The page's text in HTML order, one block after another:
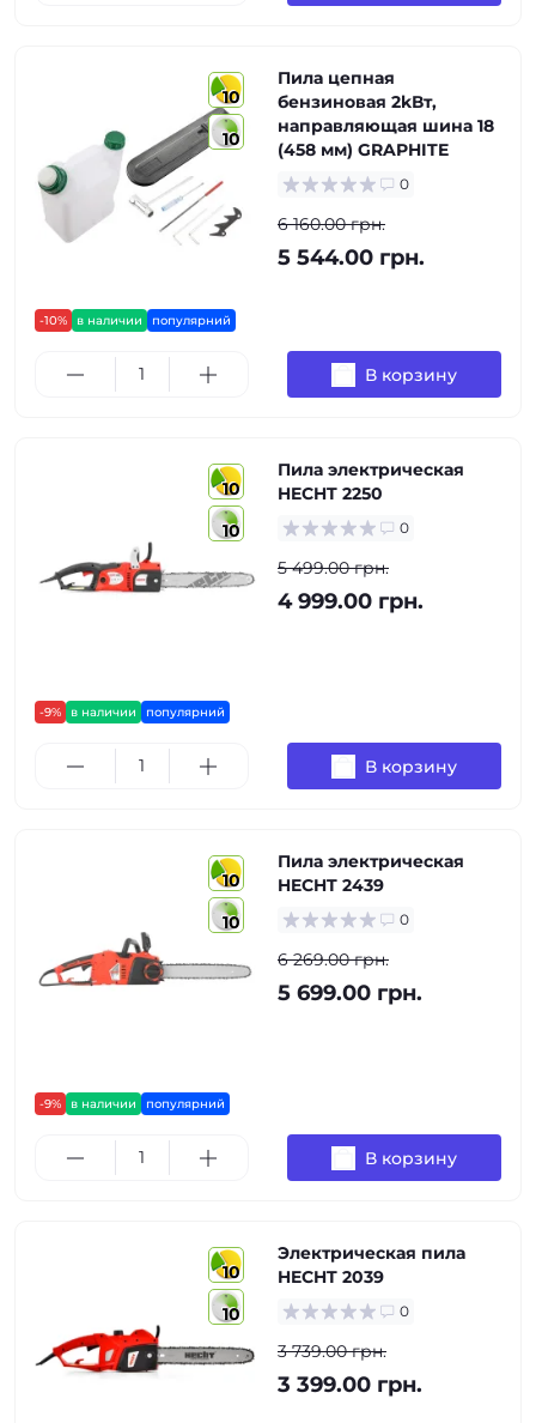
10
10
-10% в наличии популярний
Пила цепная
бензиновая 2kВт,
направляющая шина 18
(458 мм) GRAPHITE
0
6 160.00 грн.
5 544.00 грн.
В корзину
10
10
-9% в наличии популярний
Пила электрическая
HECHT 2250
0
5 499.00 грн.
4 999.00 грн.
В корзину
10
10
-9% в наличии популярний
Пила электрическая
HECHT 2439
0
6 269.00 грн.
5 699.00 грн.
В корзину
10
10
Электрическая пила
HECHT 2039
0
3 739.00 грн.
3 399.00 грн.